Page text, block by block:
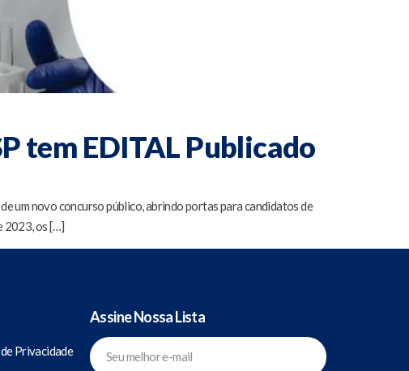
tem EDITAL Publicado
um novo concurso público, abrindo portas para candidatos de
2023, os […]
Privacidade
Assine Nossa Lista